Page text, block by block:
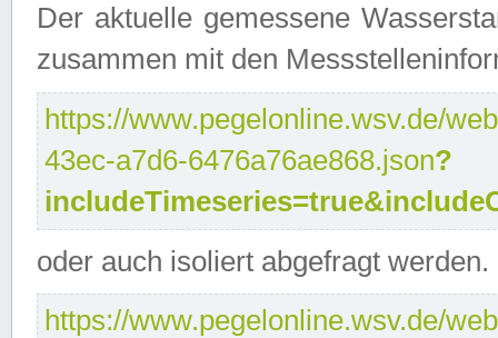
Der aktuelle gemessene
zusammen mit den
https://www.pegelonline.wsv.de/
43ec-a7d6-6476a76ae868.json?
oder auch isoliert abgefragt werden.
https://www.pegelonline.wsv.de/